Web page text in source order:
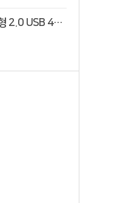
코드루트 플러스 카드형 2.0 USB 4GB~128GB